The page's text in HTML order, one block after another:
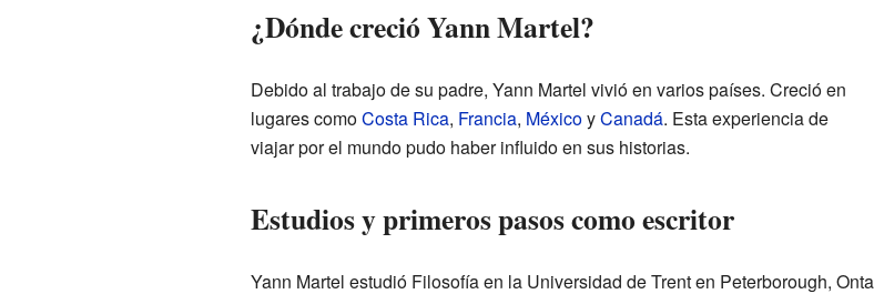
¿Dónde creció Yann Martel?
Debido al trabajo de su padre, Yann Martel vivió en varios países. Creció en
lugares comoCosta Rica, Francia, MéxicoyCanadá. Esta experiencia de
viajar por el mundo pudo haber influido en sus historias.
Estudios y primeros pasos como escritor
Yann Martel estudió Filosofía en la Universidad de Trent en Peterborough,